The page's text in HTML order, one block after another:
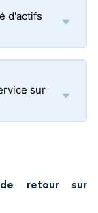
d'actifs
sur
retour sur